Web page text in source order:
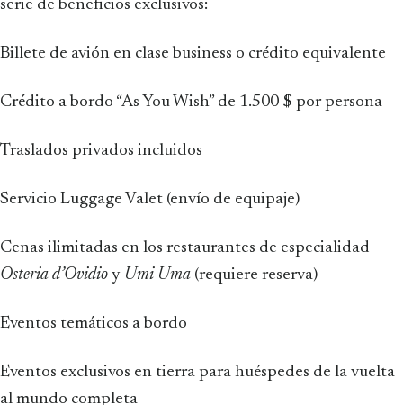
serie de beneficios exclusivos:
Billete de avión en clase business o crédito equivalente
Crédito a bordo “As You Wish” de 1.500 $ por persona
Traslados privados incluidos
Servicio Luggage Valet (envío de equipaje)
Cenas ilimitadas en los restaurantes de especialidad
Osteria d’Ovidio y Umi Uma (requiere reserva)
Eventos temáticos a bordo
Eventos exclusivos en tierra para huéspedes de la vuelta
al mundo completa